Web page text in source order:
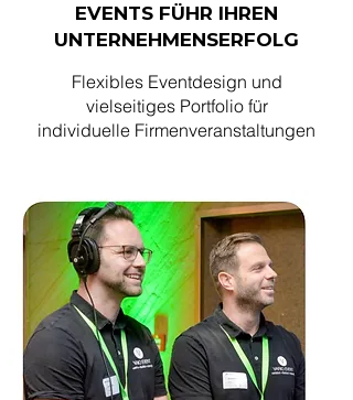
EVENTS FÜHR IHREN
UNTERNEHMENSERFOLG
Flexibles Eventdesign und
vielseitiges Portfolio für
individuelle Firmenveranstaltungen